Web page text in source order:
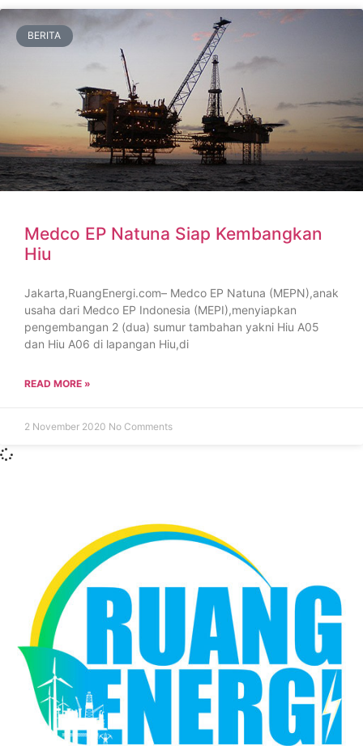
BERITA
Medco EP Natuna Siap Kembangkan
Hiu
Jakarta,RuangEnergi.com– Medco EP Natuna (MEPN),anak
usaha dari Medco EP Indonesia (MEPI),menyiapkan
pengembangan 2 (dua) sumur tambahan yakni Hiu A05
dan Hiu A06 di lapangan Hiu,di
READ MORE »
2 November 2020 No Comments